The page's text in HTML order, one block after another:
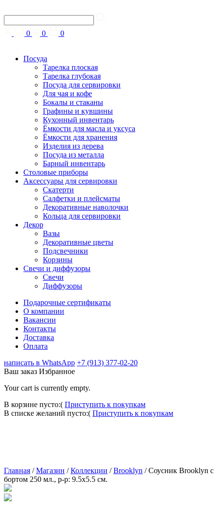
0 0 0
Посуда
Тарелка плоская
Тарелка глубокая
Посуда для сервировки
Для чая и кофе
Бокалы и стаканы
Графины и кувшины
Кухонный инвентарь
Ёмкости для масла и уксуса
Ёмкости для хранения
Изделия из дерева
Посуда из металла
Барный инвентарь
Столовые приборы
Аксессуары для сервировки
Скатерти
Cалфетки и плейсматы
Декоративные наволочки
Кольца для сервировки
Декор
Вазы
Декоративные цветы
Подсвечники
Корзины
Свечи и диффузоры
Свечи
Диффузоры
Подарочные сертификаты
О компании
Вакансии
Контакты
Доставка
Оплата
написать в WhatsApp +7 (913) 377-02-20
Ваш заказ Избранное
Your cart is currently empty.
В корзине пусто:( Приступить к покупкам
В списке желаний пусто:( Приступить к покупкам
Главная /Магазин /Коллекции /Brooklyn /Соусник Brooklyn с
бортом 250 мл., р-р: 9.5х5.5 см.